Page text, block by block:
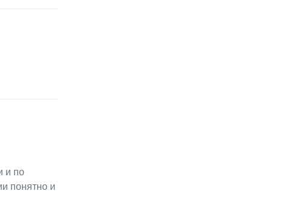
и по
понятно и